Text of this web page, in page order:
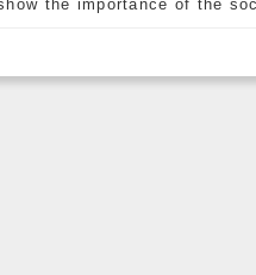
the importance of the